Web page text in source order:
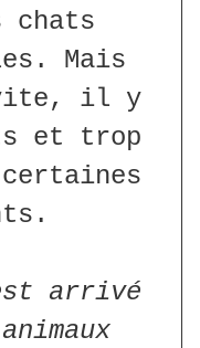
chats
Mais
il y
et trop
certaines
arrivé